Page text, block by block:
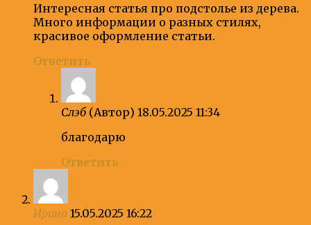
Интересная статья про подстолье из дерева.
Много информации о разных стилях,
красивое оформление статьи.
Ответить
Слэб (Автор) 18.05.2025 11:34
благодарю
Ответить
Ирина 15.05.2025 16:22